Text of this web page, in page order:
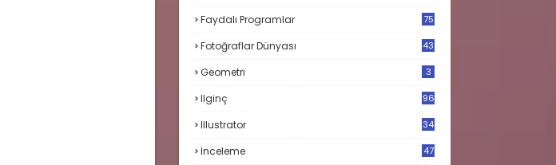
Faydalı Programlar 75
Fotoğraflar Dünyası 43
Geometri 3
Ilginç 96
Illustrator 34
Inceleme 47